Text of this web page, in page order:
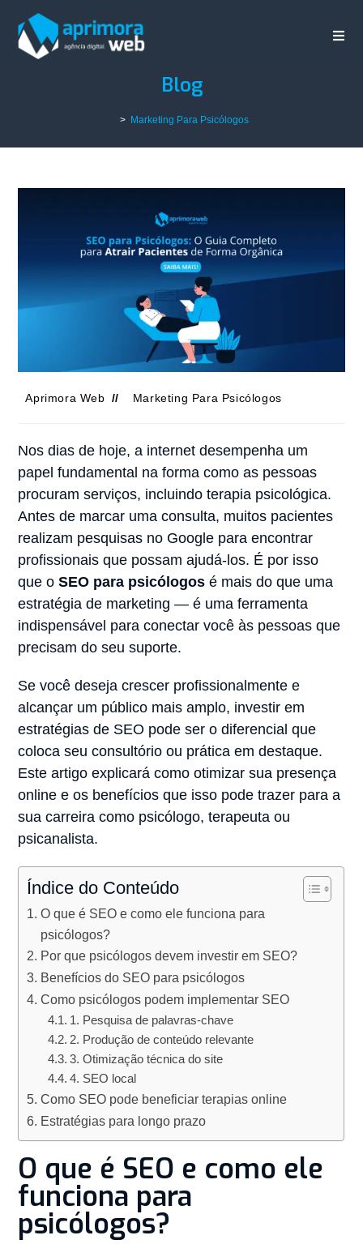
Blog
> Marketing Para Psicólogos
Aprimora Web Marketing Para Psicólogos
Nos dias de hoje, a internet desempenha um
papel fundamental na forma como as pessoas
procuram serviços, incluindo terapia psicológica.
Antes de marcar uma consulta, muitos pacientes
realizam pesquisas no Google para encontrar
profissionais que possam ajudá-los. É por isso
que oSEO para psicólogos é mais do que uma
estratégia de marketing — é uma ferramenta
indispensável para conectar você às pessoas que
precisam do seu suporte.
Se você deseja crescer profissionalmente e
alcançar um público mais amplo, investir em
estratégias de SEO pode ser o diferencial que
coloca seu consultório ou prática em destaque.
Este artigo explicará como otimizar sua presença
online e os benefícios que isso pode trazer para a
sua carreira como psicólogo, terapeuta ou
psicanalista.
Índice do Conteúdo
O que é SEO e como ele funciona para
psicólogos?
Por que psicólogos devem investir em SEO?
Benefícios do SEO para psicólogos
Como psicólogos podem implementar SEO
1. Pesquisa de palavras-chave
2. Produção de conteúdo relevante
3. Otimização técnica do site
4. SEO local
Como SEO pode beneficiar terapias online
Estratégias para longo prazo
O que é SEO e como ele
funciona para
psicólogos?